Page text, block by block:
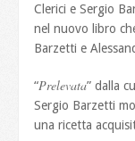
Clerici e Sergio
nel nuovo libro
Barzetti e
“Prelevata” dalla
Sergio Barzetti
una ricetta